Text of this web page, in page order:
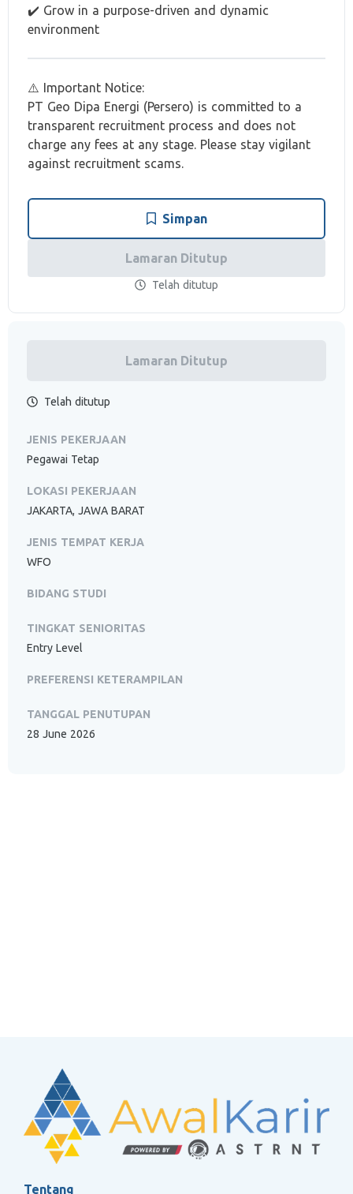
✔️ Grow in a purpose-driven and dynamic
environment
⚠️ Important Notice:
PT Geo Dipa Energi (Persero) is committed to a
transparent recruitment process and does not
charge any fees at any stage. Please stay vigilant
against recruitment scams.
Simpan
Lamaran Ditutup
Telah ditutup
Lamaran Ditutup
Telah ditutup
JENIS PEKERJAAN
Pegawai Tetap
LOKASI PEKERJAAN
JAKARTA, JAWA BARAT
JENIS TEMPAT KERJA
WFO
BIDANG STUDI
TINGKAT SENIORITAS
Entry Level
PREFERENSI KETERAMPILAN
TANGGAL PENUTUPAN
28 June 2026
Tentang